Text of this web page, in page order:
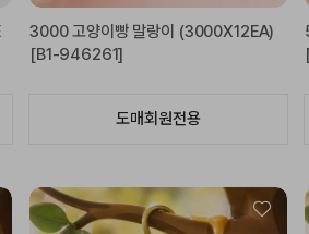
3000 고양이빵 말랑이 (3000X12EA)
[B1-946261]
도매회원전용